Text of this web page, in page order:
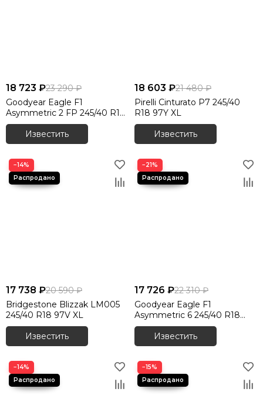
18 723 ₽23 290 ₽
Goodyear Eagle F1
Asymmetric 2 FP 245/40 R18
97Y XL
Известить
18 603 ₽21 480 ₽
Pirelli Cinturato P7 245/40
R18 97Y XL
Известить
−14%
17 738 ₽20 590 ₽
Bridgestone Blizzak LM005
245/40 R18 97V XL
Известить
−21%
17 726 ₽22 310 ₽
Goodyear Eagle F1
Asymmetric 6 245/40 R18
97Y XL
Известить
−14% −15%